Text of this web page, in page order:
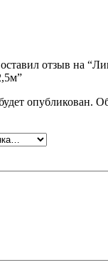
отзыв на
опубликован.